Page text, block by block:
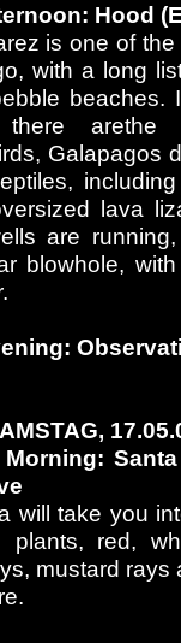
Hood
is one of
with a long
beaches.
there
Galapagos
lava
are
blowhole,
will take you
plants, red,
mustard rays